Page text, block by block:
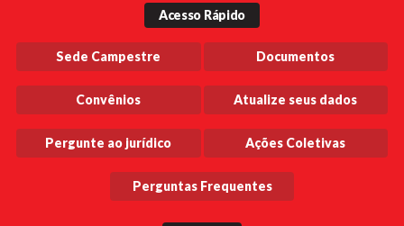
Acesso Rápido
Sede Campestre Documentos
Convênios Atualize seus dados
Pergunte ao jurídico Ações Coletivas
Perguntas Frequentes